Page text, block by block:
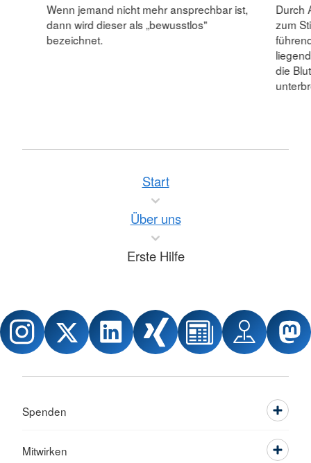
Wenn jemand nicht mehr ansprechbar ist,
dann wird dieser als „bewusstlos"
bezeichnet.
Durch
zum
die
Start
Über uns
Erste Hilfe
Spenden
Mitwirken